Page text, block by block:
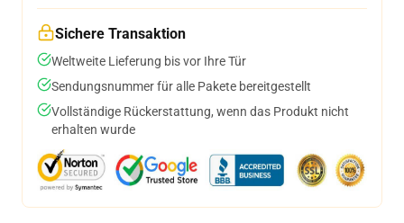
Sichere Transaktion
Weltweite Lieferung bis vor Ihre Tür
Sendungsnummer für alle Pakete bereitgestellt
Vollständige Rückerstattung, wenn das Produkt nicht
erhalten wurde